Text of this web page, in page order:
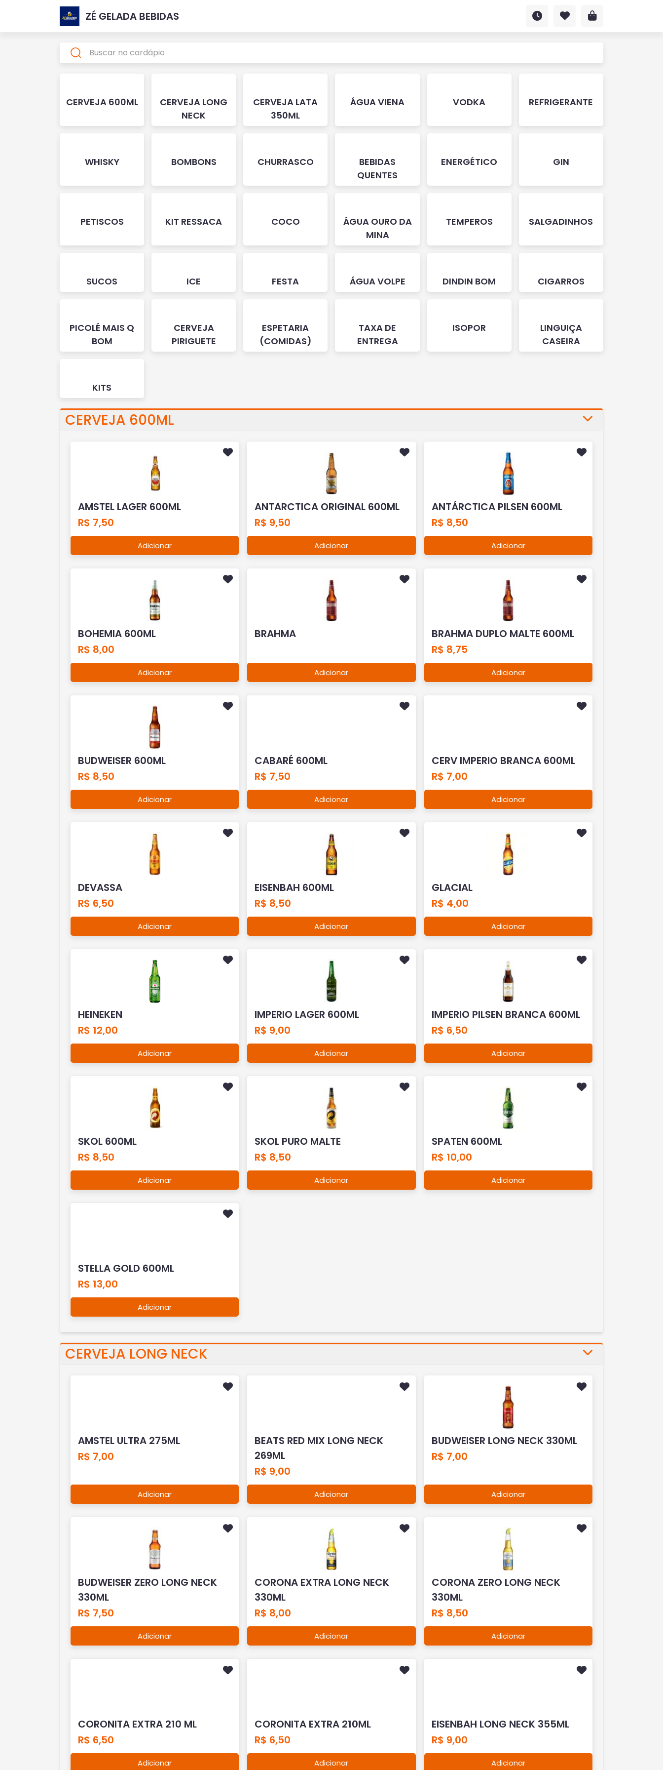
ZÉ GELADA BEBIDAS
CERVEJA 600ML
CERVEJA LONG
NECK
CERVEJA LATA
350ML
ÁGUA VIENA VODKA REFRIGERANTE
WHISKY BOMBONS CHURRASCO
BEBIDAS
QUENTES
ENERGÉTICO GIN
PETISCOS KIT RESSACA COCO
ÁGUA OURO DA
MINA
TEMPEROS SALGADINHOS
SUCOS ICE FESTA ÁGUA VOLPE DINDIN BOM CIGARROS
PICOLÉ MAIS Q
BOM
CERVEJA
PIRIGUETE
ESPETARIA
(COMIDAS)
TAXA DE
ENTREGA
ISOPOR
LINGUIÇA
CASEIRA
KITS
CERVEJA 600ML
AMSTEL LAGER 600ML
R$ 7,50
Adicionar
ANTARCTICA ORIGINAL 600ML
R$ 9,50
Adicionar
ANTÁRCTICA PILSEN 600ML
R$ 8,50
Adicionar
BOHEMIA 600ML
R$ 8,00
Adicionar
BRAHMA
Adicionar
BRAHMA DUPLO MALTE 600ML
R$ 8,75
Adicionar
BUDWEISER 600ML
R$ 8,50
Adicionar
CABARÉ 600ML
R$ 7,50
Adicionar
CERV IMPERIO BRANCA 600ML
R$ 7,00
Adicionar
DEVASSA
R$ 6,50
Adicionar
EISENBAH 600ML
R$ 8,50
Adicionar
GLACIAL
R$ 4,00
Adicionar
HEINEKEN
R$ 12,00
Adicionar
IMPERIO LAGER 600ML
R$ 9,00
Adicionar
IMPERIO PILSEN BRANCA 600ML
R$ 6,50
Adicionar
SKOL 600ML
R$ 8,50
Adicionar
SKOL PURO MALTE
R$ 8,50
Adicionar
SPATEN 600ML
R$ 10,00
Adicionar
STELLA GOLD 600ML
R$ 13,00
Adicionar
CERVEJA LONG NECK
AMSTEL ULTRA 275ML
R$ 7,00
Adicionar
BEATS RED MIX LONG NECK
269ML
R$ 9,00
Adicionar
BUDWEISER LONG NECK 330ML
R$ 7,00
Adicionar
BUDWEISER ZERO LONG NECK
330ML
R$ 7,50
Adicionar
CORONA EXTRA LONG NECK
330ML
R$ 8,00
Adicionar
CORONA ZERO LONG NECK
330ML
R$ 8,50
Adicionar
CORONITA EXTRA 210 ML
R$ 6,50
Adicionar
CORONITA EXTRA 210ML
R$ 6,50
Adicionar
EISENBAH LONG NECK 355ML
R$ 9,00
Adicionar